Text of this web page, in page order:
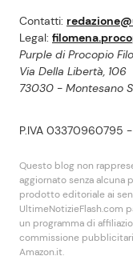
Contatti:
Legal:
Purple di Procopio
Via Della Libertà, 106
73030 - Montesano
P.IVA 03370960795
Questo blog non
aggiornato senza alcuna
prodotto editoriale ai
UltimeNotizieFlash.com
un programma di
commissione
Amazon.it.